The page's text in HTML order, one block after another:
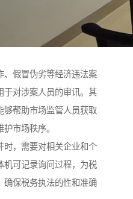
、假冒伪劣等经济违法案
于对涉案人员的审讯。其
够帮助市场监管人员获取
市场秩序。​
时，需要对相关企业和个
机可记录询问过程，为税
确保税务执法的性和准确